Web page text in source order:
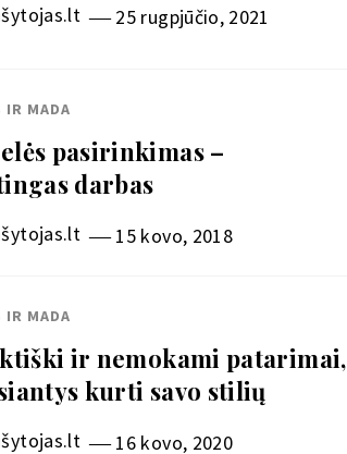
25 rugpjūčio, 2021
IR MADA
pasirinkimas –
darbas
15 kovo, 2018
IR MADA
ir nemokami patarimai,
kurti savo stilių
16 kovo, 2020